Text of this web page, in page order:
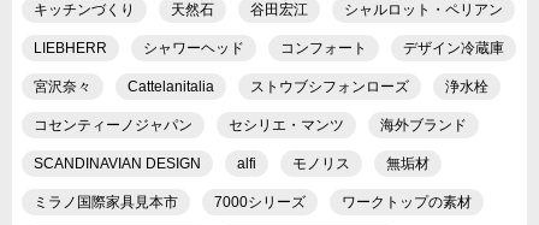
キッチンづくり 天然石 谷田宏江 シャルロット・ペリアン
LIEBHERR シャワーヘッド コンフォート デザイン冷蔵庫
宮沢奈々 Cattelanitalia ストウブシフォンローズ 浄水栓
コセンティーノジャパン セシリエ・マンツ 海外ブランド
SCANDINAVIAN DESIGN alfi モノリス 無垢材
ミラノ国際家具見本市 7000シリーズ ワークトップの素材